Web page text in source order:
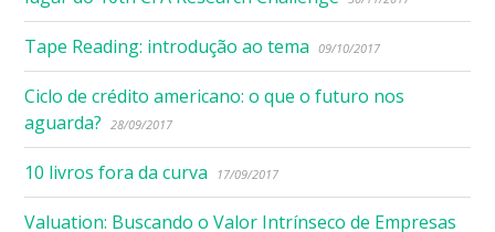
Tape Reading: introdução ao tema 09/10/2017
Ciclo de crédito americano: o que o futuro nos
aguarda?
28/09/2017
10 livros fora da curva 17/09/2017
Valuation: Buscando o Valor Intrínseco de Empresas